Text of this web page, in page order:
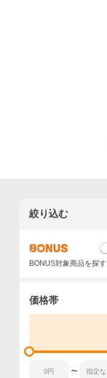
絞り込む
BONUS対象商品を探す
価格帯
〜